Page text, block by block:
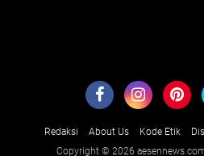
Redaksi About Us Kode Etik
Copyright © 2026